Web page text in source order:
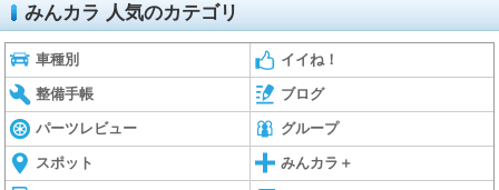
みんカラ 人気のカテゴリ
車種別 イイね！
整備手帳 ブログ
パーツレビュー グループ
スポット みんカラ＋